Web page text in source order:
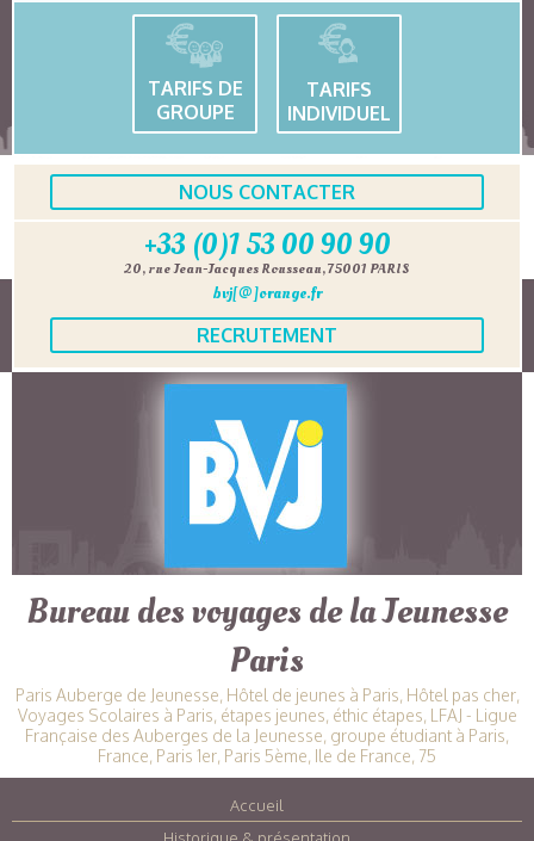
TARIFS DE
GROUPE
TARIFS
INDIVIDUEL
NOUS CONTACTER
+33 (0)1 53 00 90 90
20, rue Jean-Jacques Rousseau, 75001 PARIS
bvj[@]orange.fr
RECRUTEMENT
Bureau des voyages de la Jeunesse
Paris
Paris Auberge de Jeunesse, Hôtel de jeunes à Paris, Hôtel pas cher,
Voyages Scolaires à Paris, étapes jeunes, éthic étapes, LFAJ - Ligue
Française des Auberges de la Jeunesse, groupe étudiant à Paris,
France, Paris 1er, Paris 5ème, Ile de France, 75
Accueil